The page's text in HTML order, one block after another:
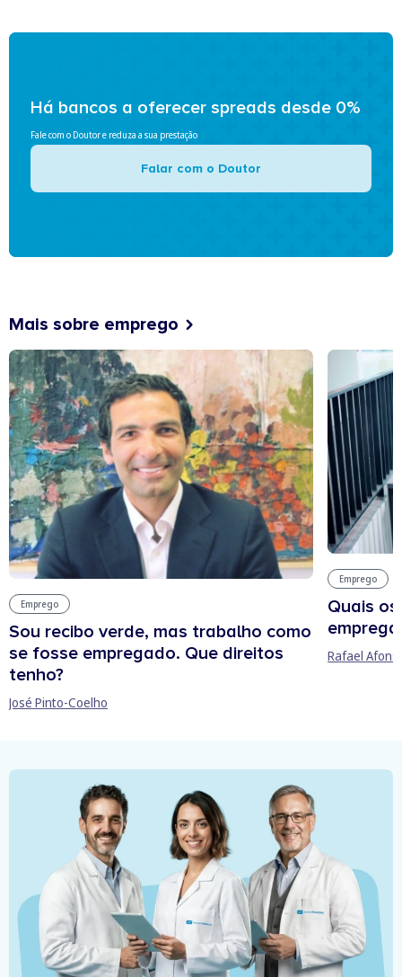
Há bancos a oferecer spreads desde 0%
Fale com o Doutor e reduza a sua prestação
Falar com o Doutor
Mais sobre emprego
Emprego
Sou recibo verde, mas trabalho como
se fosse empregado. Que direitos
tenho?
José Pinto-Coelho
Emprego
Quais
Rafael